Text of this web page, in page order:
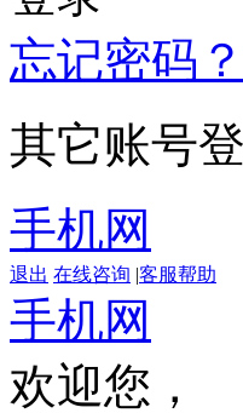
忘记密码？
其它账号登
手机网
退出 在线咨询 |客服帮助
手机网
欢迎您，